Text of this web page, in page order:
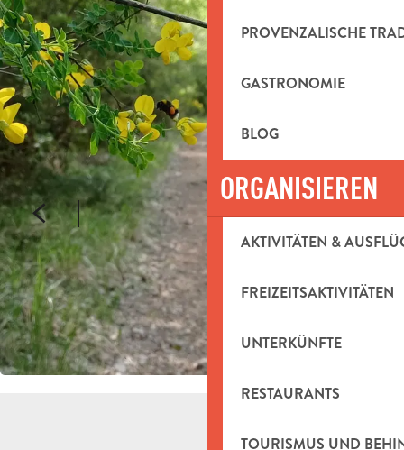
PROVENZALISCHE
GASTRONOMIE
BLOG
ORGANISIEREN
AKTIVITÄTEN &
FREIZEITSAKTIVITÄTEN
UNTERKÜNFTE
RESTAURANTS
TOURISMUS UND